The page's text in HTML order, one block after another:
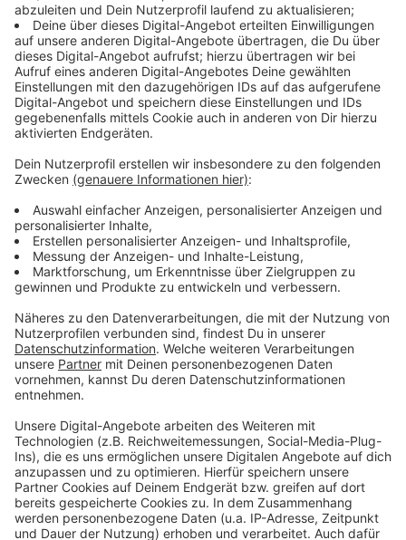
bzw. "Lierenfeld Betriebshof Süd" auf der restlichen
Strecke bis zur Vennhauser Allee sind Ersatzbusse im
Einsatz. Wegen der Gleisbauarbeiten müssen auch fünf
Busse Umleitungen fahren.
Anzeige
Weitere Infos und Links zum Thema:
Anzeige
Hier informiert die Rheinbahn
Auch in Gerresheim gibt es
Verkehrseinschränkungen
Anzeige